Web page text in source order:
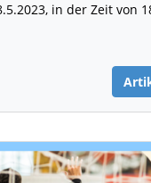
in der Zeit von